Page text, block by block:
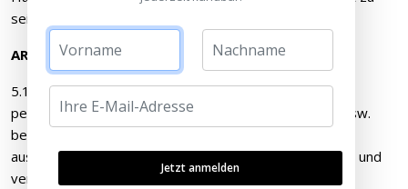
sein.
ARTIKEL 5 − DATEN
5.1 Mit der Registrierung stellt der Teilnehmer
personenbezogene Daten wie etwa Name, Adresse usw.
bereit, die von Yamaha und der ausführenden Agentur
ausschließlich für die Zwecke dieser Aktion gespeichert und
verarbeitet werden. Weitere Informationen zur
Jetzt anmelden